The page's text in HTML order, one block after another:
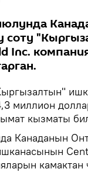
соту
Inc.
миллион
кызматы
Канаданын
камактан